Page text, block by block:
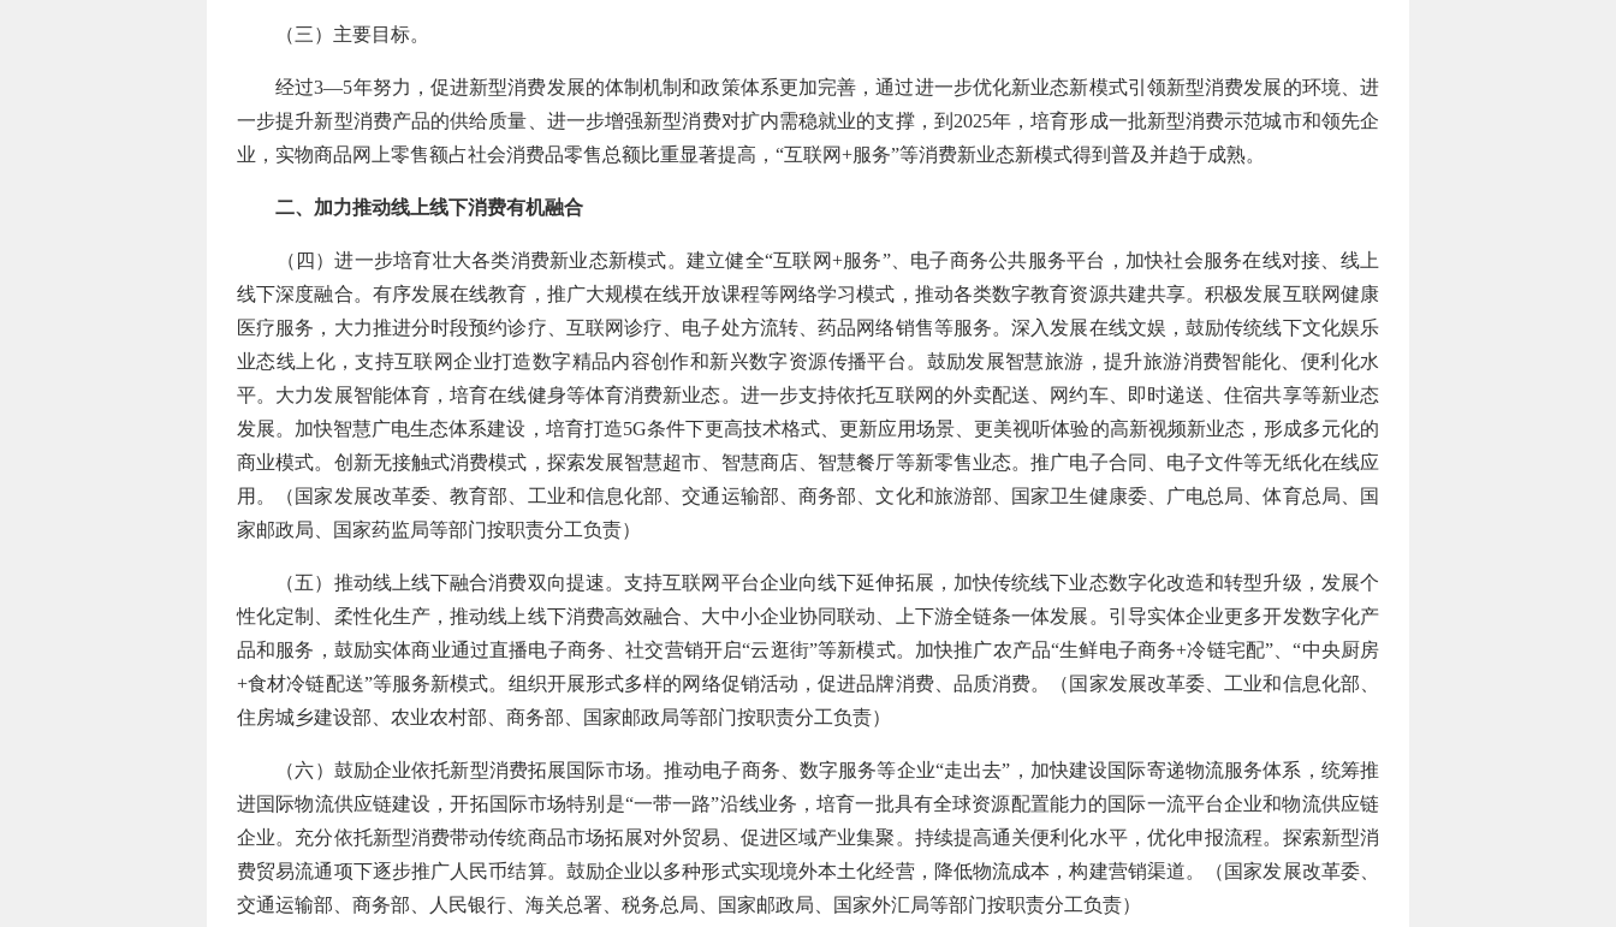
（三）主要目标。
经过3—5年努力，促进新型消费发展的体制机制和政策体系更加完善，通过进一步优化新业态新模式引领新型消费发展的环境、进
一步提升新型消费产品的供给质量、进一步增强新型消费对扩内需稳就业的支撑，到2025年，培育形成一批新型消费示范城市和领先企
业，实物商品网上零售额占社会消费品零售总额比重显著提高，“互联网+服务”等消费新业态新模式得到普及并趋于成熟。
二、加力推动线上线下消费有机融合
（四）进一步培育壮大各类消费新业态新模式。建立健全“互联网+服务”、电子商务公共服务平台，加快社会服务在线对接、线上
线下深度融合。有序发展在线教育，推广大规模在线开放课程等网络学习模式，推动各类数字教育资源共建共享。积极发展互联网健康
医疗服务，大力推进分时段预约诊疗、互联网诊疗、电子处方流转、药品网络销售等服务。深入发展在线文娱，鼓励传统线下文化娱乐
业态线上化，支持互联网企业打造数字精品内容创作和新兴数字资源传播平台。鼓励发展智慧旅游，提升旅游消费智能化、便利化水
平。大力发展智能体育，培育在线健身等体育消费新业态。进一步支持依托互联网的外卖配送、网约车、即时递送、住宿共享等新业态
发展。加快智慧广电生态体系建设，培育打造5G条件下更高技术格式、更新应用场景、更美视听体验的高新视频新业态，形成多元化的
商业模式。创新无接触式消费模式，探索发展智慧超市、智慧商店、智慧餐厅等新零售业态。推广电子合同、电子文件等无纸化在线应
用。（国家发展改革委、教育部、工业和信息化部、交通运输部、商务部、文化和旅游部、国家卫生健康委、广电总局、体育总局、国
家邮政局、国家药监局等部门按职责分工负责）
（五）推动线上线下融合消费双向提速。支持互联网平台企业向线下延伸拓展，加快传统线下业态数字化改造和转型升级，发展个
性化定制、柔性化生产，推动线上线下消费高效融合、大中小企业协同联动、上下游全链条一体发展。引导实体企业更多开发数字化产
品和服务，鼓励实体商业通过直播电子商务、社交营销开启“云逛街”等新模式。加快推广农产品“生鲜电子商务+冷链宅配”、“中央厨房
+食材冷链配送”等服务新模式。组织开展形式多样的网络促销活动，促进品牌消费、品质消费。（国家发展改革委、工业和信息化部、
住房城乡建设部、农业农村部、商务部、国家邮政局等部门按职责分工负责）
（六）鼓励企业依托新型消费拓展国际市场。推动电子商务、数字服务等企业“走出去”，加快建设国际寄递物流服务体系，统筹推
进国际物流供应链建设，开拓国际市场特别是“一带一路”沿线业务，培育一批具有全球资源配置能力的国际一流平台企业和物流供应链
企业。充分依托新型消费带动传统商品市场拓展对外贸易、促进区域产业集聚。持续提高通关便利化水平，优化申报流程。探索新型消
费贸易流通项下逐步推广人民币结算。鼓励企业以多种形式实现境外本土化经营，降低物流成本，构建营销渠道。（国家发展改革委、
交通运输部、商务部、人民银行、海关总署、税务总局、国家邮政局、国家外汇局等部门按职责分工负责）